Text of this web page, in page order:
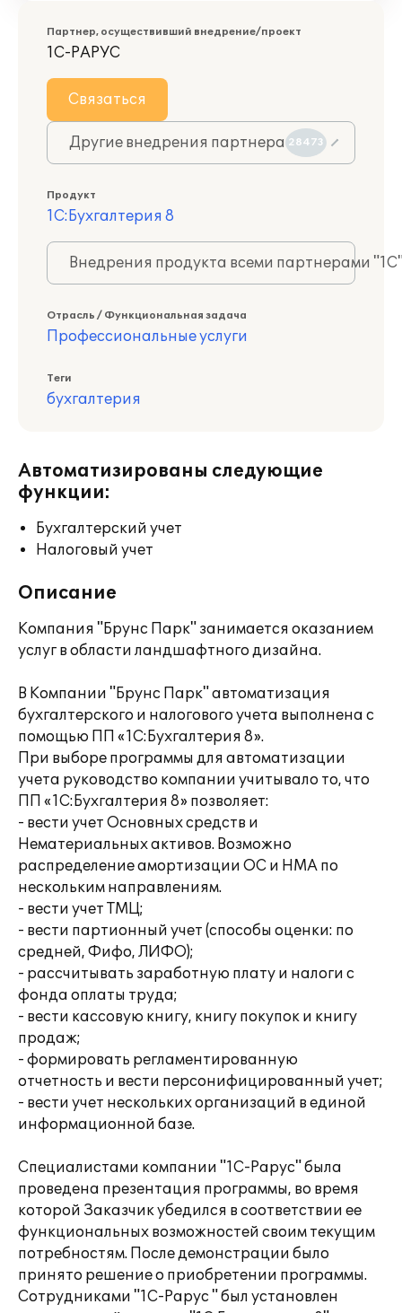
Партнер, осуществивший внедрение/проект
1С-РАРУС
Связаться
Другие внедрения партнера 28473
Продукт
1С:Бухгалтерия 8
Внедрения продукта всеми партнерами
Отрасль / Функциональная задача
Профессиональные услуги
Теги
бухгалтерия
Автоматизированы следующие
функции:
Бухгалтерский учет
Налоговый учет
Описание
Компания "Брунс Парк" занимается оказанием
услуг в области ландшафтного дизайна.
В Компании "Брунс Парк" автоматизация
бухгалтерского и налогового учета выполнена с
помощью ПП «1С:Бухгалтерия 8».
При выборе программы для автоматизации
учета руководство компании учитывало то, что
ПП «1С:Бухгалтерия 8» позволяет:
- вести учет Основных средств и
Нематериальных активов. Возможно
распределение амортизации ОС и НМА по
нескольким направлениям.
- вести учет ТМЦ;
- вести партионный учет (способы оценки: по
средней, Фифо, ЛИФО);
- рассчитывать заработную плату и налоги с
фонда оплаты труда;
- вести кассовую книгу, книгу покупок и книгу
продаж;
- формировать регламентированную
отчетность и вести персонифицированный учет;
- вести учет нескольких организаций в единой
информационной базе.
Специалистами компании "1С-Рарус" была
проведена презентация программы, во время
которой Заказчик убедился в соответствии ее
функциональных возможностей своим текущим
потребностям. После демонстрации было
принято решение о приобретении программы.
Сотрудниками "1С-Рарус " был установлен